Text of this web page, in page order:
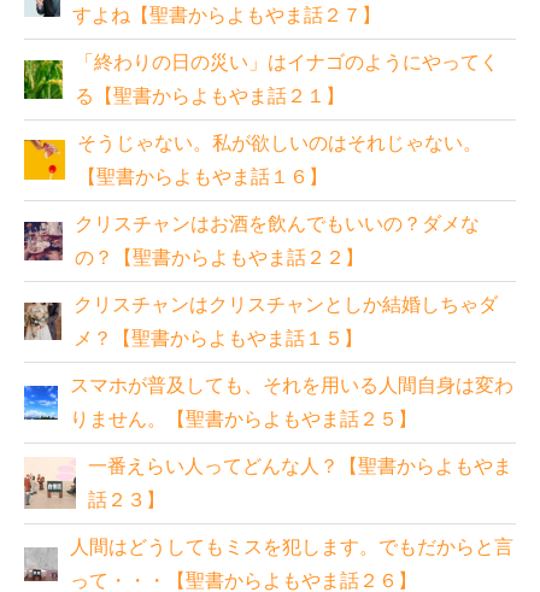
すよね【聖書からよもやま話２７】
「終わりの日の災い」はイナゴのようにやってく
る【聖書からよもやま話２１】
そうじゃない。私が欲しいのはそれじゃない。
【聖書からよもやま話１６】
クリスチャンはお酒を飲んでもいいの？ダメな
の？【聖書からよもやま話２２】
クリスチャンはクリスチャンとしか結婚しちゃダ
メ？【聖書からよもやま話１５】
スマホが普及しても、それを用いる人間自身は変わ
りません。【聖書からよもやま話２５】
一番えらい人ってどんな人？【聖書からよもやま
話２３】
人間はどうしてもミスを犯します。でもだからと言
って・・・【聖書からよもやま話２６】